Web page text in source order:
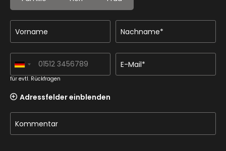
Vorname Nachname*
für evtl. Rückfragen
E-Mail*
Adressfelder einblenden
Kommentar